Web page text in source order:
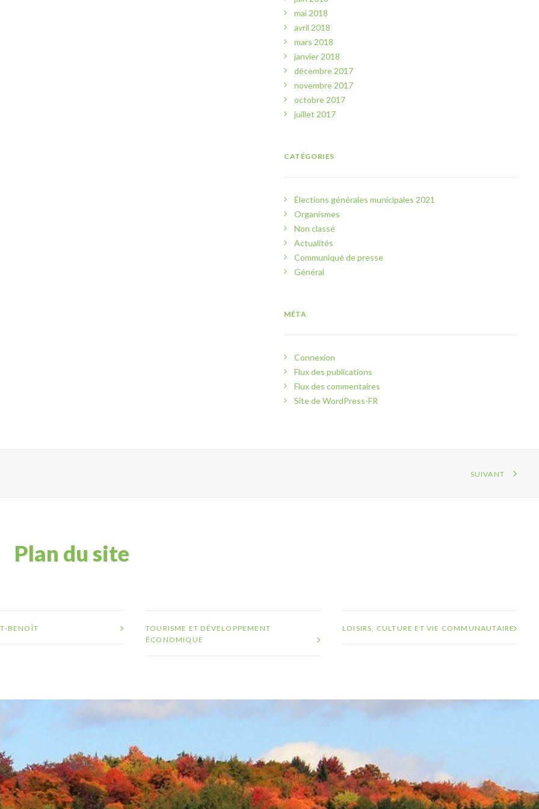
mai 2018
avril 2018
mars 2018
janvier 2018
décembre 2017
novembre 2017
octobre 2017
juillet 2017
CATÉGORIES
Élections générales municipales 2021
Organismes
Non classé
Actualités
Communiqué de presse
Général
MÉTA
Connexion
Flux des publications
Flux des commentaires
Site de WordPress-FR
SUIVANT
Plan du site
BENOÎT
TOURISME ET DÉVELOPPEMENT
ÉCONOMIQUE
LOISIRS, CULTURE ET VIE COMMUNAUTAIRE